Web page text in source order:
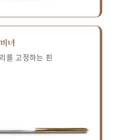
비녀
를 고정하는 핀